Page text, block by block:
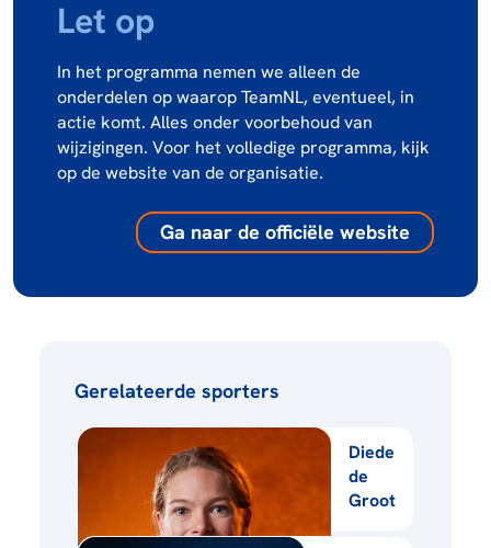
Let op
In het programma nemen we alleen de
onderdelen op waarop TeamNL, eventueel, in
actie komt. Alles onder voorbehoud van
wijzigingen. Voor het volledige programma, kijk
op de website van de organisatie.
Ga naar de officiële website
Gerelateerde sporters
Diede
de
Groot